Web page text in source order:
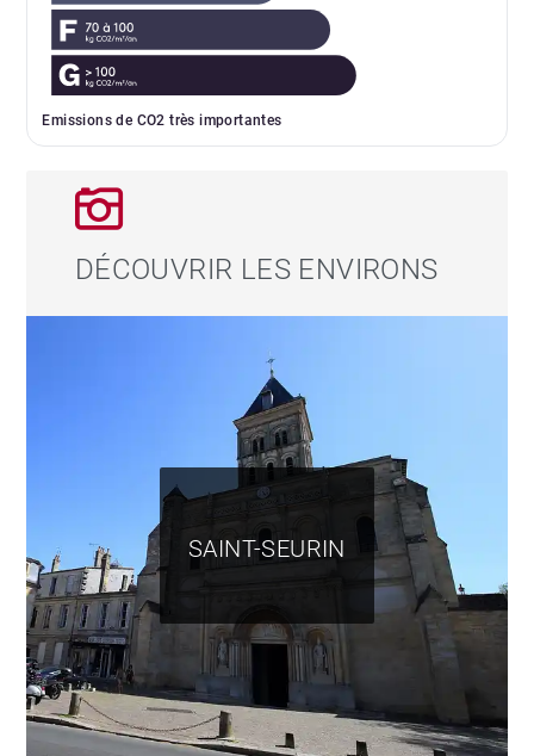
Emissions de CO2 très importantes
DÉCOUVRIR LES ENVIRONS
SAINT-SEURIN